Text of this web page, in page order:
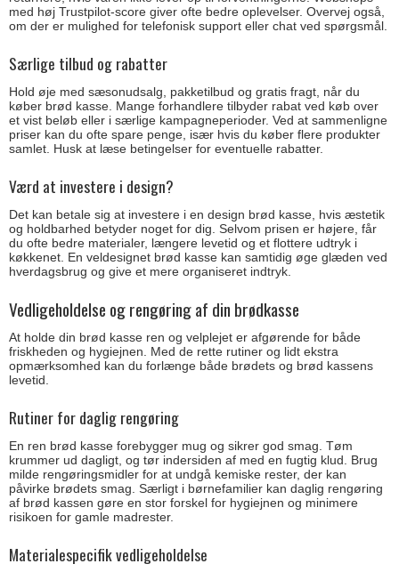
med høj Trustpilot-score giver ofte bedre oplevelser. Overvej også,
om der er mulighed for telefonisk support eller chat ved spørgsmål.
Særlige tilbud og rabatter
Hold øje med sæsonudsalg, pakketilbud og gratis fragt, når du
køber brød kasse. Mange forhandlere tilbyder rabat ved køb over
et vist beløb eller i særlige kampagneperioder. Ved at sammenligne
priser kan du ofte spare penge, især hvis du køber flere produkter
samlet. Husk at læse betingelser for eventuelle rabatter.
Værd at investere i design?
Det kan betale sig at investere i en design brød kasse, hvis æstetik
og holdbarhed betyder noget for dig. Selvom prisen er højere, får
du ofte bedre materialer, længere levetid og et flottere udtryk i
køkkenet. En veldesignet brød kasse kan samtidig øge glæden ved
hverdagsbrug og give et mere organiseret indtryk.
Vedligeholdelse og rengøring af din brødkasse
At holde din brød kasse ren og velplejet er afgørende for både
friskheden og hygiejnen. Med de rette rutiner og lidt ekstra
opmærksomhed kan du forlænge både brødets og brød kassens
levetid.
Rutiner for daglig rengøring
En ren brød kasse forebygger mug og sikrer god smag. Tøm
krummer ud dagligt, og tør indersiden af med en fugtig klud. Brug
milde rengøringsmidler for at undgå kemiske rester, der kan
påvirke brødets smag. Særligt i børnefamilier kan daglig rengøring
af brød kassen gøre en stor forskel for hygiejnen og minimere
risikoen for gamle madrester.
Materialespecifik vedligeholdelse